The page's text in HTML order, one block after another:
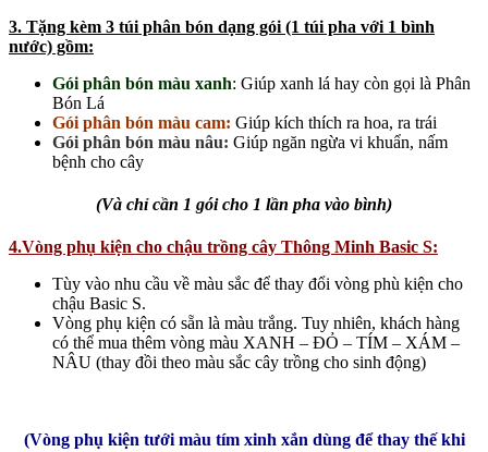
3. Tặng kèm 3 túi phân bón dạng gói (1 túi pha với 1 bình
nước) gồm:
Gói phân bón màu xanh: Giúp xanh lá hay còn gọi là Phân
Bón Lá
Gói phân bón màu cam: Giúp kích thích ra hoa, ra trái
Gói phân bón màu nâu: Giúp ngăn ngừa vi khuẩn, nấm
bệnh cho cây
(Và chỉ cần 1 gói cho 1 lần pha vào bình)
4.Vòng phụ kiện cho chậu trồng cây Thông Minh Basic S:
Tùy vào nhu cầu về màu sắc để thay đổi vòng phù kiện cho
chậu Basic S.
Vòng phụ kiện có sẵn là màu trắng. Tuy nhiên, khách hàng
có thể mua thêm vòng màu XANH – ĐỎ – TÍM – XÁM –
NÂU (thay đồi theo màu sắc cây trồng cho sinh động)
(Vòng phụ kiện tưới màu tím xinh xắn dùng để thay thế khi